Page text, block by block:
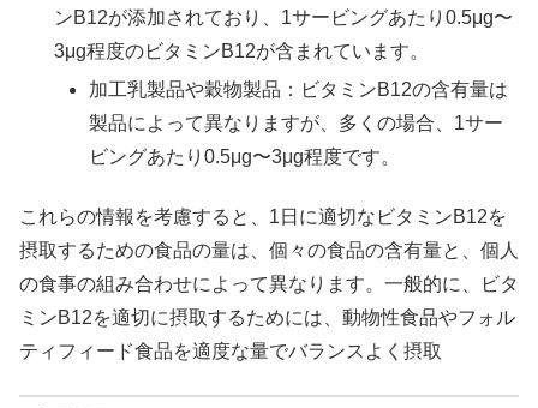
ンB12が添加されており、1サービングあたり0.5μg〜
3μg程度のビタミンB12が含まれています。
加工乳製品や穀物製品：ビタミンB12の含有量は
製品によって異なりますが、多くの場合、1サー
ビングあたり0.5μg〜3μg程度です。
これらの情報を考慮すると、1日に適切なビタミンB12を
摂取するための食品の量は、個々の食品の含有量と、個人
の食事の組み合わせによって異なります。一般的に、ビタ
ミンB12を適切に摂取するためには、動物性食品やフォル
ティフィード食品を適度な量でバランスよく摂取